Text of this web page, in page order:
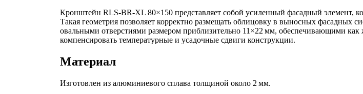
Кронштейн RLS‑BR‑XL 80×150 представляет собой усиленный фасадный
Такая геометрия позволяет корректно размещать облицовку в выносных фасадных
овальными отверстиями размером приблизительно 11×22 мм, обеспечивающими как
компенсировать температурные и усадочные сдвиги конструкции.
Материал
Изготовлен из алюминиевого сплава толщиной около 2 мм.